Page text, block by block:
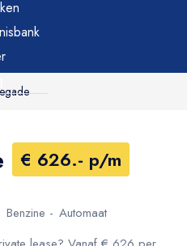
€ 626.- p/m
Benzine
Automaat